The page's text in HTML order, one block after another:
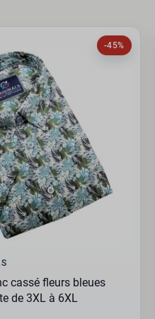
-45%
cassé fleurs bleues
de 3XL à 6XL